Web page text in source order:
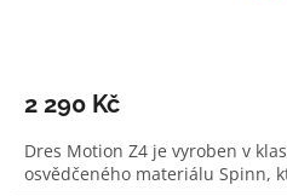
2 290 Kč
Dres Motion Z4 je vyroben v
osvědčeného materiálu Spinn,